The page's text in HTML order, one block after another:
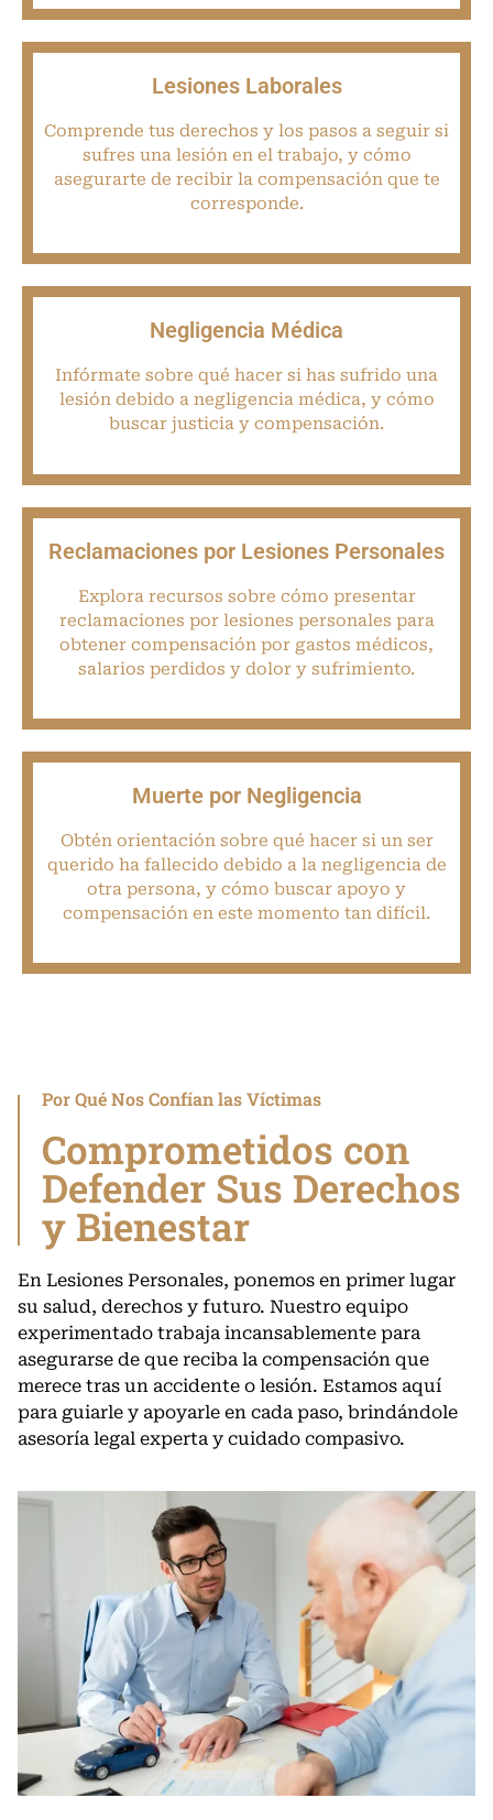
Lesiones Laborales
Comprende tus derechos y los pasos a seguir si
sufres una lesión en el trabajo, y cómo
asegurarte de recibir la compensación que te
corresponde.
Negligencia Médica
Infórmate sobre qué hacer si has sufrido una
lesión debido a negligencia médica, y cómo
buscar justicia y compensación.
Reclamaciones por Lesiones Personales
Explora recursos sobre cómo presentar
reclamaciones por lesiones personales para
obtener compensación por gastos médicos,
salarios perdidos y dolor y sufrimiento.
Muerte por Negligencia
Obtén orientación sobre qué hacer si un ser
querido ha fallecido debido a la negligencia de
otra persona, y cómo buscar apoyo y
compensación en este momento tan difícil.
Por Qué Nos Confían las Víctimas
Comprometidos con
Defender Sus Derechos
y Bienestar
En Lesiones Personales, ponemos en primer lugar
su salud, derechos y futuro. Nuestro equipo
experimentado trabaja incansablemente para
asegurarse de que reciba la compensación que
merece tras un accidente o lesión. Estamos aquí
para guiarle y apoyarle en cada paso, brindándole
asesoría legal experta y cuidado compasivo.